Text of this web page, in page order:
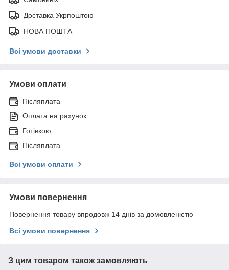
Доставка Укрпоштою
НОВА ПОШТА
Всі умови доставки
Умови оплати
Післяплата
Оплата на рахунок
Готівкою
Післяплата
Всі умови оплати
Умови повернення
Повернення товару впродовж 14 днів за домовленістю
Всі умови повернення
З цим товаром також замовляють